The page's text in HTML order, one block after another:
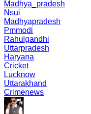
Madhya_pradesh
Nsui
Madhyapradesh
Pmmodi
Rahulgandhi
Uttarpradesh
Haryana
Cricket
Lucknow
Uttarakhand
Crimenews